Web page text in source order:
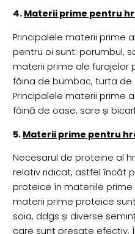
4. Materii prime pentru
Principalele materii prime
pentru oi sunt: porumbul,
materii prime ale furajelor
făina de bumbac, turta de
Principalele materii prime
făină de oase, sare și
5. Materii prime pentru
Necesarul de proteine al
relativ ridicat, astfel încât
proteice în materiile prime
materii prime proteice
soia, ddgs și diverse
care sunt presate efectiv.